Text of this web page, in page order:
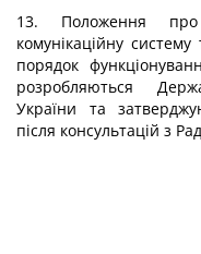
13. Положення про
комунікаційну
порядок
розробляються
України та
після консультацій з